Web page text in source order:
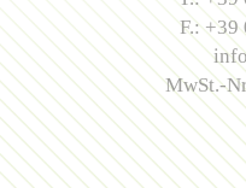
F.: +39
MwSt.-